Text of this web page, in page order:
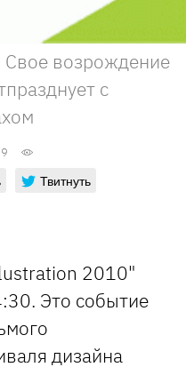
Свое возрождение
с
Твитнуть
2010"
Это событие
дизайна